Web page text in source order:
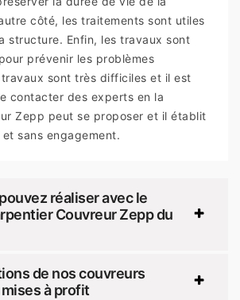
côté, les traitements sont utiles
structure. Enfin, les travaux sont
prévenir les problèmes
sont très difficiles et il est
contacter des experts en la
Zepp peut se proposer et il établit
sans engagement.
réaliser avec le
Couvreur Zepp du
de nos couvreurs
à profit